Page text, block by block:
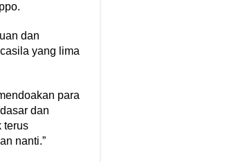
dan
yang lima
para
dan
terus
nanti.”